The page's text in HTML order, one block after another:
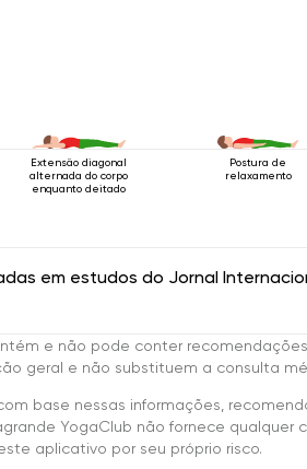
Extensão diagonal
alternada do corpo
enquanto deitado
Postura de
relaxamento
em estudos do Jornal
e não pode conter
geral e não substituem a consulta
base nessas informações,
YogaClub não fornece qualquer
aplicativo por seu próprio risco.